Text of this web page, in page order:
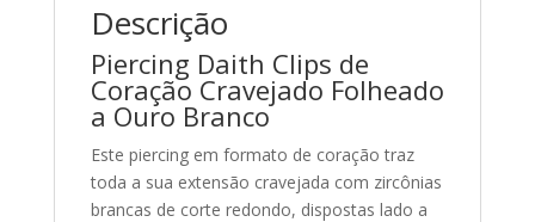
Descrição
Piercing Daith Clips de
Coração Cravejado Folheado
a Ouro Branco
Este piercing em formato de coração traz
toda a sua extensão cravejada com zircônias
brancas de corte redondo, dispostas lado a